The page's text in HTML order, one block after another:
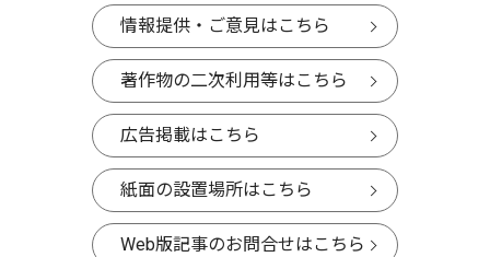
情報提供・ご意見はこちら
著作物の二次利用等はこちら
広告掲載はこちら
紙面の設置場所はこちら
Web版記事のお問合せはこちら